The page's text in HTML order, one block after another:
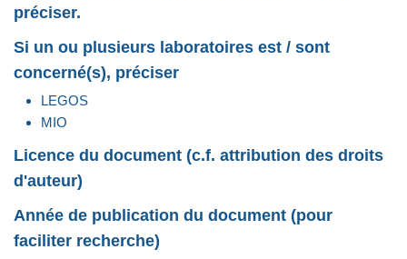
préciser.
Si un ou plusieurs laboratoires est / sont
concerné(s), préciser
LEGOS
MIO
Licence du document (c.f. attribution des droits
d'auteur)
Année de publication du document (pour
faciliter recherche)